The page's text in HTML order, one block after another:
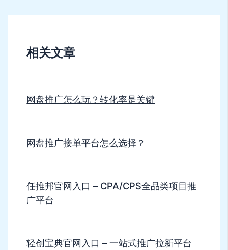
相关文章
网盘推广怎么玩？转化率是关键
网盘推广接单平台怎么选择？
任推邦官网入口 – CPA/CPS全品类项目推
广平台
轻创宝典官网入口 – 一站式推广拉新平台